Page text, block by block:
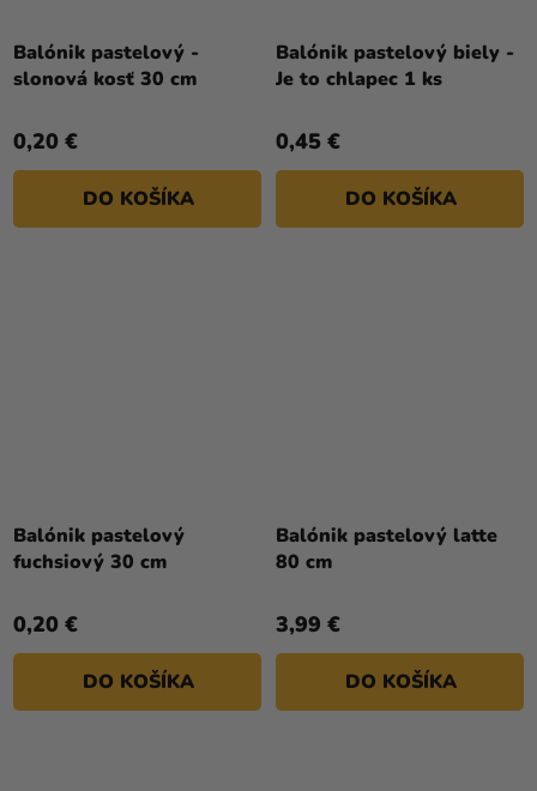
Balónik pastelový -
slonová kosť 30 cm
0,20 €
DO KOŠÍKA
Balónik pastelový biely -
Je to chlapec 1 ks
0,45 €
DO KOŠÍKA
Balónik pastelový
fuchsiový 30 cm
0,20 €
DO KOŠÍKA
Balónik pastelový latte
80 cm
3,99 €
DO KOŠÍKA